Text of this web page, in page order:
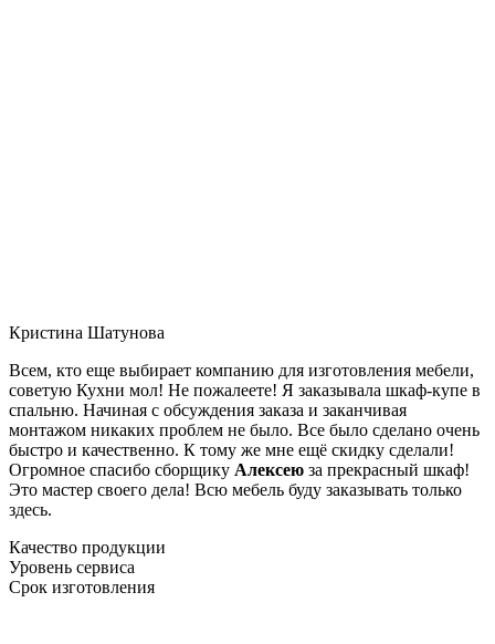
Кристина Шатунова
Всем, кто еще выбирает компанию для изготовления мебели,
советую Кухни мол! Не пожалеете! Я заказывала шкаф-купе в
спальню. Начиная с обсуждения заказа и заканчивая
монтажом никаких проблем не было. Все было сделано очень
быстро и качественно. К тому же мне ещё скидку сделали!
Огромное спасибо сборщику Алексею за прекрасный шкаф!
Это мастер своего дела! Всю мебель буду заказывать только
здесь.
Качество продукции
Уровень сервиса
Срок изготовления